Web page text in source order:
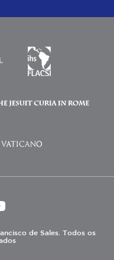
de Sales. Todos os